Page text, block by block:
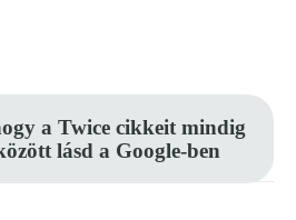
a Twice cikkeit mindig
lásd a Google-ben